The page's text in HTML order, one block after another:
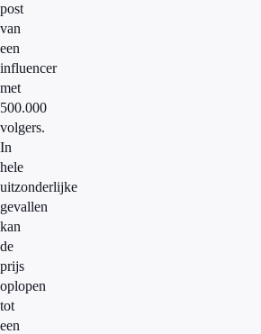
post
van
een
influencer
met
500.000
volgers.
In
hele
uitzonderlijke
gevallen
kan
de
prijs
oplopen
tot
een